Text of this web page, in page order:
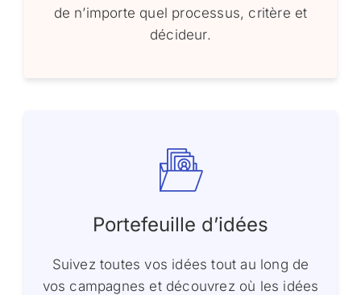
de n’importe quel processus, critère et
décideur.
Portefeuille d’idées
Suivez toutes vos idées tout au long de
vos campagnes et découvrez où les idées